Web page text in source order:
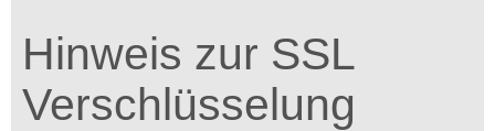
Hinweis zur SSL
Verschlüsselung